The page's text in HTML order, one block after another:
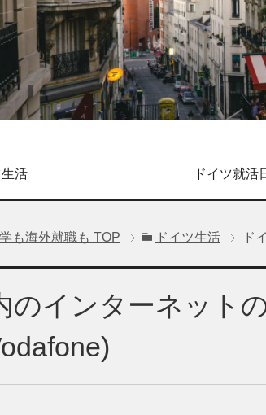
生活 ドイツ就活
も海外就職も TOP ドイツ生活 ド
のインターネット